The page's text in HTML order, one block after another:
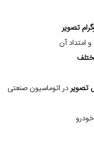
تصویر
امتداد آن
تصویردر اتوماسیون صنعتی